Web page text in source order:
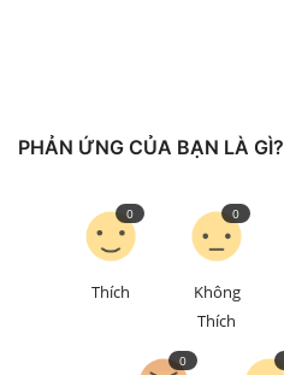
THỂ THAO
Ngôn ngữ
Vietnamese
PHẢN ỨNG CỦA BẠN LÀ GÌ?
Thích
0
Không
Thích
0
0